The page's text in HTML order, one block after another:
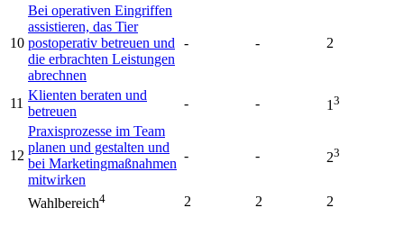
10
Bei operativen Eingriffen
assistieren, das Tier
postoperativ betreuen und
die erbrachten Leistungen
abrechnen
- - 2
11
Klienten beraten und
betreuen
- - 1 3
12
Praxisprozesse im Team
planen und gestalten und
bei Marketingmaßnahmen
mitwirken
- - 23
Wahlbereich4 2 2 2